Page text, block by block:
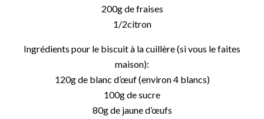
200g de fraises
1/2citron
Ingrédients pour le biscuit à la cuillère (si vous le faites
maison):
120g de blanc d’œuf (environ 4 blancs)
100g de sucre
80g de jaune d’œufs